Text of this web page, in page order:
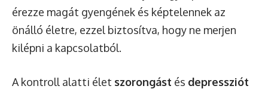
érezze magát gyengének és képtelennek az
önálló életre, ezzel biztosítva, hogy ne merjen
kilépni a kapcsolatból.
A kontroll alatti élet szorongást és depressziót